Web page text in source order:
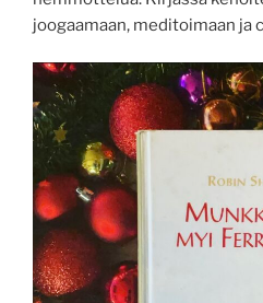
joogaamaan, meditoimaan ja